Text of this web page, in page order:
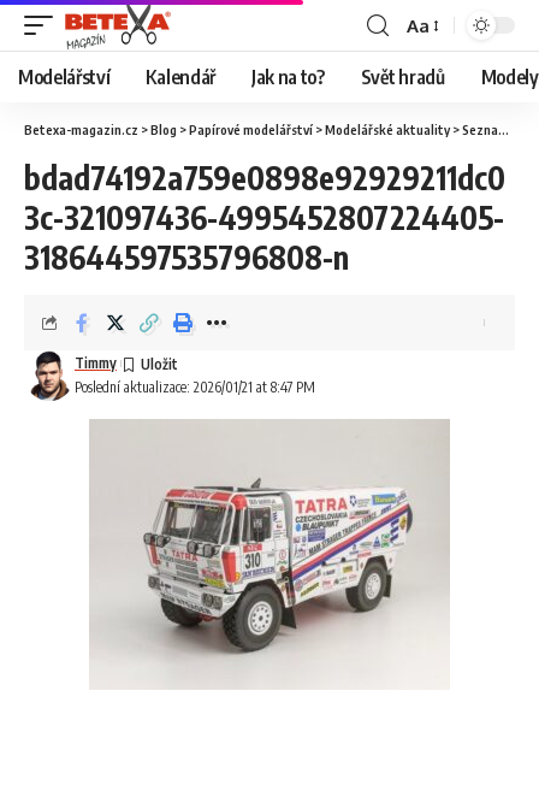
Aa
Modelářství Kalendář Jak na to? Svět hradů
Betexa-magazin.cz >Blog >Papírové modelářství >Modelářské aktuality>Seznamte se s dakarskými modely Vimos!
bdad74192a759e0898e92929211dc0
3c-321097436-4995452807224405-
318644597535796808-n
Poslední aktualizace: 2026/01/21 at 8:47 PM
Timmy